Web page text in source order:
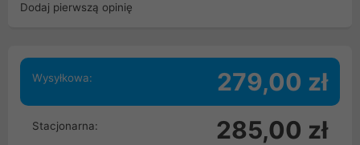
Dodaj pierwszą opinię
Wysyłkowa: 279,00 zł
Stacjonarna: 285,00 zł